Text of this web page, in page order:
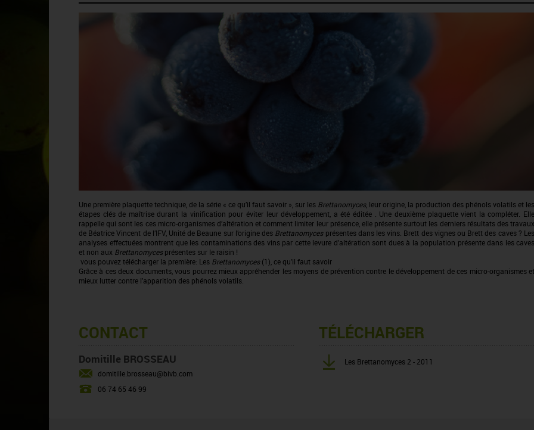
Une première plaquette technique, de la série « ce qu’il faut savoir », sur les Brettanomyces, leur origine, la production des phénols volatils et les
étapes clés de maîtrise durant la vinification pour éviter leur développement, a été éditée . Une deuxième plaquette vient la compléter. Elle
rappelle qui sont les ces micro-organismes d’altération et comment limiter leur présence, elle présente surtout les derniers résultats des travaux
de Béatrice Vincent de l’IFV, Unité de Beaune sur l’origine des Brettanomyces présentes dans les vins. Brett des vignes ou Brett des caves ?
analyses effectuées montrent que les contaminations des vins par cette levure d’altération sont dues à la population présente dans les caves
et non aux Brettanomycesprésentes sur le raisin !
vous pouvez télécharger la première: Les Brettanomyces(1), ce qu'il faut savoir
Grâce à ces deux documents, vous pourrez mieux appréhender les moyens de prévention contre le développement de ces micro-organismes et
mieux lutter contre l’apparition des phénols volatils.
CONTACT
Domitille BROSSEAU
domitille.brosseau@bivb.com
06 74 65 46 99
TÉLÉCHARGER
Les Brettanomyces 2 - 2011